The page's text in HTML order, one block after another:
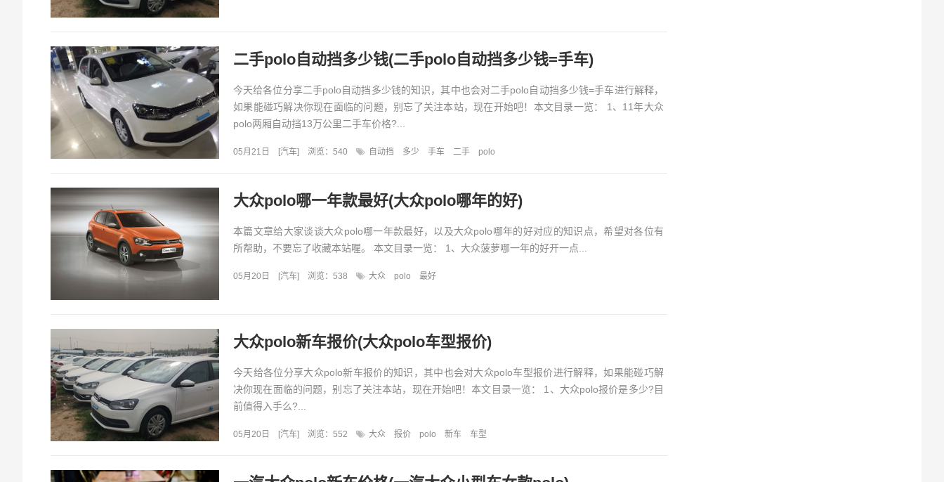
二手polo自动挡多少钱(二手polo自动挡多少钱=手车)
今天给各位分享二手polo自动挡多少钱的知识，其中也会对二手polo自动挡多少钱=手车进行解释，
如果能碰巧解决你现在面临的问题，别忘了关注本站，现在开始吧！本文目录一览： 1、11年大众
polo两厢自动挡13万公里二手车价格?...
05月21日 [汽车] 浏览：540 自动挡 多少 手车 二手 polo
大众polo哪一年款最好(大众polo哪年的好)
本篇文章给大家谈谈大众polo哪一年款最好，以及大众polo哪年的好对应的知识点，希望对各位有
所帮助，不要忘了收藏本站喔。 本文目录一览： 1、大众菠萝哪一年的好开一点...
05月20日 [汽车] 浏览：538 大众 polo 最好
大众polo新车报价(大众polo车型报价)
今天给各位分享大众polo新车报价的知识，其中也会对大众polo车型报价进行解释，如果能碰巧解
决你现在面临的问题，别忘了关注本站，现在开始吧！本文目录一览： 1、大众polo报价是多少?目
前值得入手么?...
05月20日 [汽车] 浏览：552 大众 报价 polo 新车 车型